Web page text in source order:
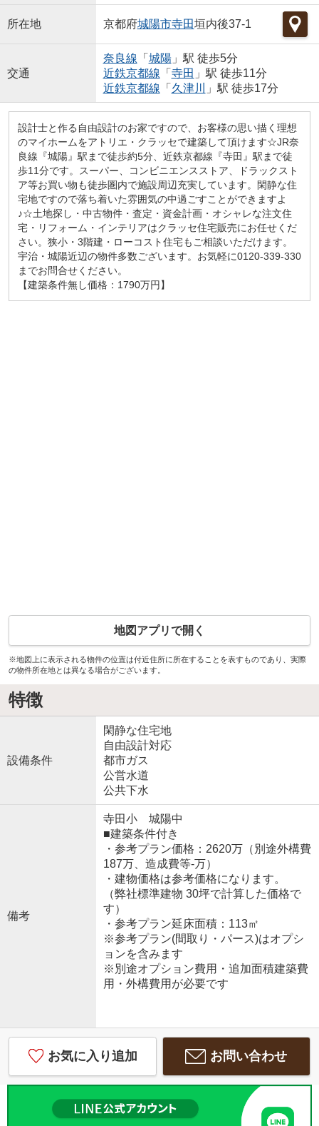
所在地 京都府城陽市寺田垣内後37-1
交通
奈良線 「 城陽」駅 徒歩5分
近鉄京都線 「 寺田 」駅 徒歩11分
近鉄京都線 「 久津川 」駅 徒歩17分
設計士と作る自由設計のお家ですので、お客様の思い描く理想
のマイホームをアトリエ・クラッセで建築して頂けます☆JR奈
良線『城陽』駅まで徒歩約5分、近鉄京都線『寺田』駅まで徒
歩11分です。スーパー、コンビニエンスストア、ドラックスト
ア等お買い物も徒歩圏内で施設周辺充実しています。閑静な住
宅地ですので落ち着いた雰囲気の中過ごすことができますよ
♪☆土地探し・中古物件・査定・資金計画・オシャレな注文住
宅・リフォーム・インテリアはクラッセ住宅販売にお任せくだ
さい。狭小・3階建・ローコスト住宅もご相談いただけます。
宇治・城陽近辺の物件多数ございます。お気軽に0120-339-330
までお問合せください。
【建築条件無し価格：1790万円】
地図アプリで開く
※地図上に表示される物件の位置は付近住所に所在することを表すものであり、実際
の物件所在地とは異なる場合がございます。
特徴
設備条件
閑静な住宅地
自由設計対応
都市ガス
公営水道
公共下水
備考
寺田小 城陽中
■建築条件付き
・参考プラン価格：2620万（別途外構費
187万、造成費等-万）
・建物価格は参考価格になります。
（弊社標準建物 30坪で計算した価格で
す）
・参考プラン延床面積：113㎡
※参考プラン(間取り・パース)はオプシ
ョンを含みます
※別途オプション費用・追加面積建築費
用・外構費用が必要です
お気に入り追加 お問い合わせ